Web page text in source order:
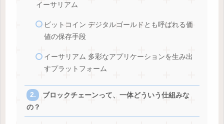
イーサリアム
ビットコイン デジタルゴールドとも呼ばれる価
値の保存手段
イーサリアム 多彩なアプリケーションを生み出
すプラットフォーム
ブロックチェーンって、一体どういう仕組みな
の？